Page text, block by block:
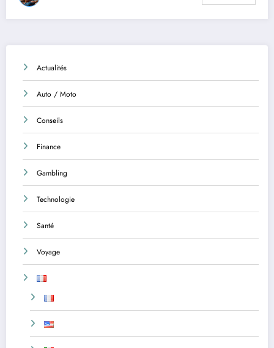
Actualités
Auto / Moto
Conseils
Finance
Gambling
Technologie
Santé
Voyage